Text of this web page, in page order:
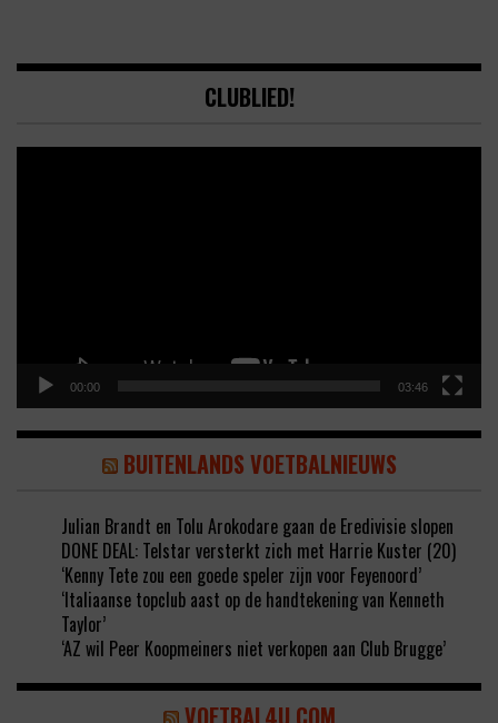
CLUBLIED!
00:00 03:46
BUITENLANDS VOETBALNIEUWS
Julian Brandt en Tolu Arokodare gaan de Eredivisie slopen
DONE DEAL: Telstar versterkt zich met Harrie Kuster (20)
‘Kenny Tete zou een goede speler zijn voor Feyenoord’
‘Italiaanse topclub aast op de handtekening van Kenneth
Taylor’
‘AZ wil Peer Koopmeiners niet verkopen aan Club Brugge’
VOETBAL4U.COM